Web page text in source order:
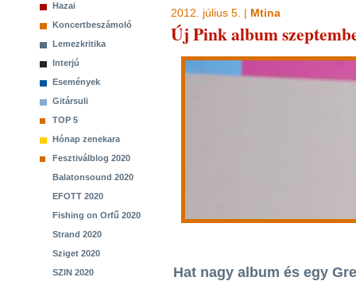
Hazai
Koncertbeszámoló
Lemezkritika
Interjú
Események
Gitársuli
TOP 5
Hónap zenekara
Fesztiválblog 2020
Balatonsound 2020
EFOTT 2020
Fishing on Orfű 2020
Strand 2020
Sziget 2020
SZIN 2020
2012. július 5. | Mtina
Új Pink album
Hat nagy album és egy